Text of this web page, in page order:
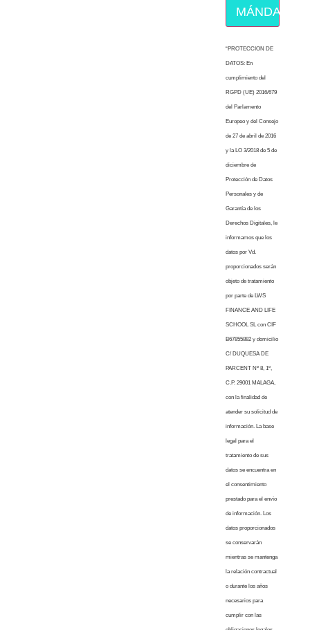
MÁNDAME
“PROTECCION DE
DATOS: En
cumplimiento del
RGPD (UE) 2016/679
del Parlamento
Europeo y del Consejo
de 27 de abril de 2016
y la LO 3/2018 de 5 de
diciembre de
Protección de Datos
Personales y de
Garantía de los
Derechos Digitales, le
informamos que los
datos por Vd.
proporcionados serán
objeto de tratamiento
por parte de LWS
FINANCE AND LIFE
SCHOOL SL con CIF
B67855882 y domicilio
C/ DUQUESA DE
PARCENT Nº 8, 1º,
C.P. 29001 MALAGA,
con la finalidad de
atender su solicitud de
información. La base
legal para el
tratamiento de sus
datos se encuentra en
el consentimiento
prestado para el envío
de información. Los
datos proporcionados
se conservarán
mientras se mantenga
la relación contractual
o durante los años
necesarios para
cumplir con las